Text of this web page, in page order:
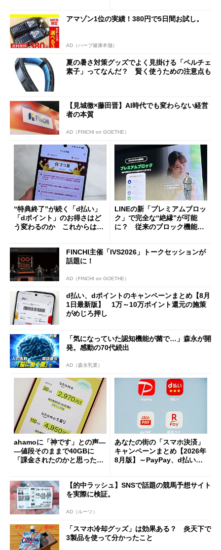
アマゾン1位の実績！380円で5日間お試し。
AD（ハーブ健康本舗）
夏の暑さ対策グッズでよく見掛ける「ペルチェ
素子」ってなんだ？ 賢く使うための注意点も
【見城徹×藤田晋】AI時代でも変わらない経営
者の本質
AD（FINCHI on GOETHE）
“特典終了”が続く「d払い」
「dポイント」のお得さはど
う変わるのか これからは
LINEの新「プレミアムブロッ
ク」で完全な“絶縁”が可能
に？ 従来のブロック機能と
FINCHI主催「IVS2026」トークセッションが
話題に！
AD（FINCHI on GOETHE）
d払い、dポイントのキャンペーンまとめ【8月
1日最新版】 1万～10万ポイント還元の施策
がめじろ押し
「気になっていた認知機能が菌で…」森永が開
発。感動の70代続出
AD（森永乳業）
ahamoに「神です」との声―
―値段そのままで40GBに
「課金されたのかと思った」
あなたの街の「スマホ決済」
キャンペーンまとめ【2026年
8月版】～PayPay、d払い、a
【的中ラッシュ】SNSで話題の競馬予想サイト
を実際に検証。
AD（ルーツ）
「スマホ冷却グッズ」は効果ある？ 炎天下で
3製品を使って分かったこと